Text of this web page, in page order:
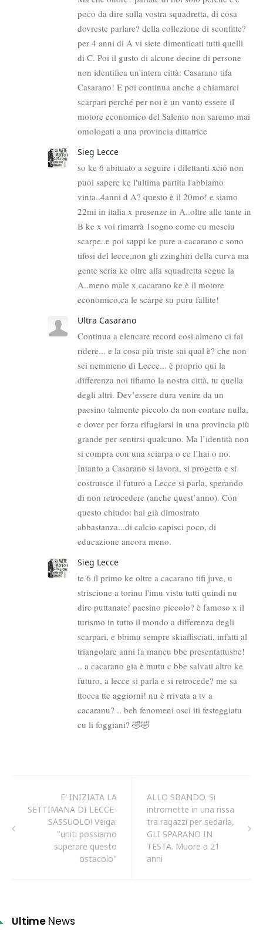
E' INIZIATA LA
SETTIMANA DI LECCE-
SASSUOLO! Veiga:
"uniti possiamo
superare questo
ostacolo"
ALLO SBANDO. Si
intromette in una rissa
tra ragazzi per sedarla,
GLI SPARANO IN
TESTA. Muore a 21
anni
Ultime News